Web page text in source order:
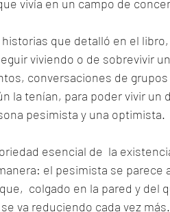
vivía en un campo de
que detalló en el
viviendo o de sobrevivir
conversaciones de
la tenían, para poder vivir un
pesimista y una optimista.
esencial de  la
el pesimista se
colgado en la pared y del
va reduciendo cada vez